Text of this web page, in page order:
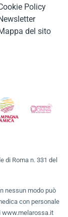
Policy
del sito
di Roma n. 331 del
nessun modo può
con personale
www.melarossa.it